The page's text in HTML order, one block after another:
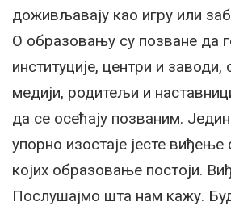
доживљавају као игру или
О образовању су позване да
институције, центри и заводи,
медији, родитељи и
да се осећају позваним.
упорно изостаје јесте виђење
којих образовање постоји.
Послушајмо шта нам кажу.